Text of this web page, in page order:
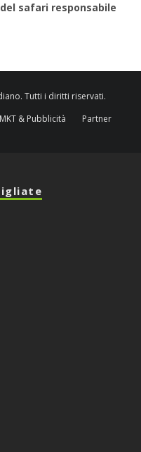
safari responsabile
Tutti i diritti riservati.
MKT & Pubblicità Partner